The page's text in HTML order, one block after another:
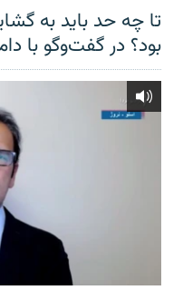
تا چه حد باید به
بود؟ در گفت‌وگو با